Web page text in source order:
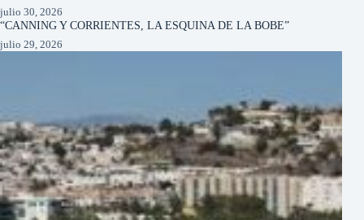
julio 30, 2026
“CANNING Y CORRIENTES, LA ESQUINA DE LA BOBE”
julio 29, 2026